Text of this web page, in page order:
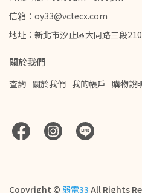
信箱：oy33@vctecx.com
地址：新北市汐止區大同路三段
關於我們
查詢 關於我們 我的帳戶 購物說
Copyright © 弱電33 All Rights